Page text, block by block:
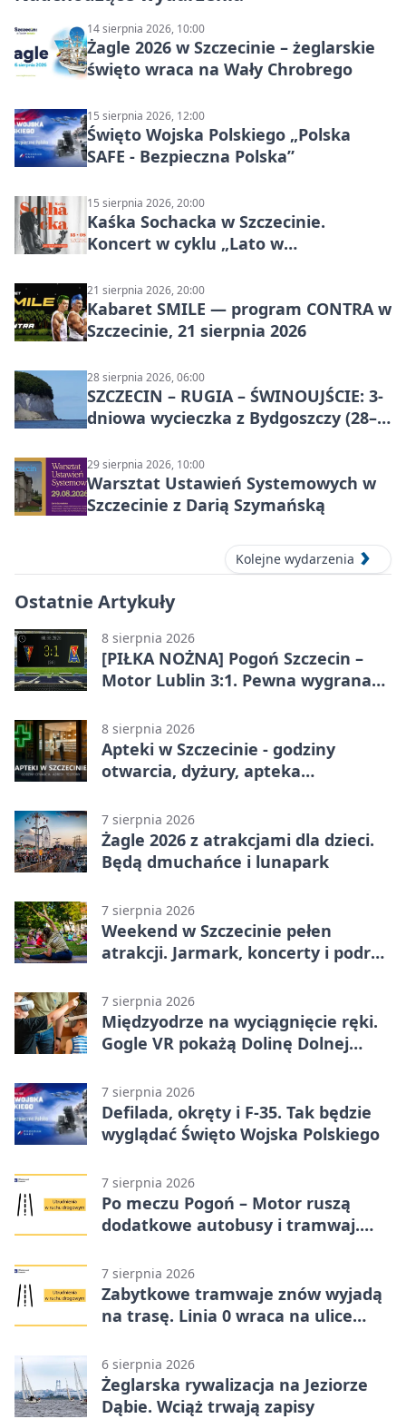
14 sierpnia 2026, 10:00
Żagle 2026 w Szczecinie – żeglarskie
święto wraca na Wały Chrobrego
15 sierpnia 2026, 12:00
Święto Wojska Polskiego „Polska
SAFE - Bezpieczna Polska”
15 sierpnia 2026, 20:00
Kaśka Sochacka w Szczecinie.
Koncert w cyklu „Lato w
21 sierpnia 2026, 20:00
Kabaret SMILE — program CONTRA w
Szczecinie, 21 sierpnia 2026
28 sierpnia 2026, 06:00
SZCZECIN – RUGIA – ŚWINOUJŚCIE: 3-
dniowa wycieczka z Bydgoszczy (28–
29 sierpnia 2026, 10:00
Warsztat Ustawień Systemowych w
Szczecinie z Darią Szymańską
Kolejne wydarzenia
Ostatnie Artykuły
8 sierpnia 2026
[PIŁKA NOŻNA] Pogoń Szczecin –
Motor Lublin 3:1. Pewna wygrana
8 sierpnia 2026
Apteki w Szczecinie - godziny
otwarcia, dyżury, apteka
7 sierpnia 2026
Żagle 2026 z atrakcjami dla dzieci.
Będą dmuchańce i lunapark
7 sierpnia 2026
Weekend w Szczecinie pełen
atrakcji. Jarmark, koncerty i podróż
7 sierpnia 2026
Międzyodrze na wyciągnięcie ręki.
Gogle VR pokażą Dolinę Dolnej
7 sierpnia 2026
Defilada, okręty i F-35. Tak będzie
wyglądać Święto Wojska Polskiego
7 sierpnia 2026
Po meczu Pogoń – Motor ruszą
dodatkowe autobusy i tramwaj.
7 sierpnia 2026
Zabytkowe tramwaje znów wyjadą
na trasę. Linia 0 wraca na ulice
6 sierpnia 2026
Żeglarska rywalizacja na Jeziorze
Dąbie. Wciąż trwają zapisy